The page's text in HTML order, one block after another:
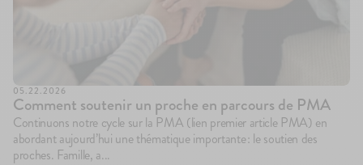
05.22.2026
Comment soutenir un proche en parcours de PMA
Continuons notre cycle sur la PMA (lien premier article PMA) en
abordant aujourd’hui une thématique importante : le soutien des
proches. Famille, a...